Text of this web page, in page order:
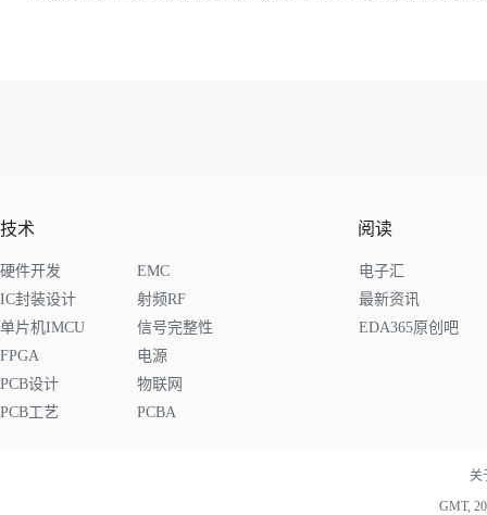
技术
硬件开发
EMC
IC封装设计
射频RF
单片机IMCU
信号完整性
FPGA
电源
PCB设计
物联网
PCB工艺
PCBA
阅读
电子汇
最新资讯
EDA365原创吧
关
GMT,